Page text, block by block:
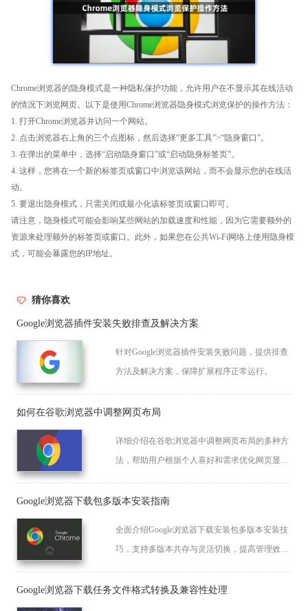
Chrome浏览器的隐身模式是一种隐私保护功能，允许用户在不显示其在线活动
的情况下浏览网页。以下是使用Chrome浏览器隐身模式浏览保护的操作方法：
1. 打开Chrome浏览器并访问一个网站。
2. 点击浏览器右上角的三个点图标，然后选择“更多工具”>“隐身窗口”。
3. 在弹出的菜单中，选择“启动隐身窗口”或“启动隐身标签页”。
4. 这样，您将在一个新的标签页或窗口中浏览该网站，而不会显示您的在线活
动。
5. 要退出隐身模式，只需关闭或最小化该标签页或窗口即可。
请注意，隐身模式可能会影响某些网站的加载速度和性能，因为它需要额外的
资源来处理额外的标签页或窗口。此外，如果您在公共Wi-Fi网络上使用隐身模
式，可能会暴露您的IP地址。
猜你喜欢
Google浏览器插件安装失败排查及解决方案
针对Google浏览器插件安装失败问题，提供排查
方法及解决方案，保障扩展程序正常运行。
如何在谷歌浏览器中调整网页布局
详细介绍在谷歌浏览器中调整网页布局的多种方
法，帮助用户根据个人喜好和需求优化网页显示
Google浏览器下载包多版本安装指南
全面介绍Google浏览器下载安装包多版本安装技
巧，支持多版本共存与灵活切换，提高管理效
Google浏览器下载任务文件格式转换及兼容性处理